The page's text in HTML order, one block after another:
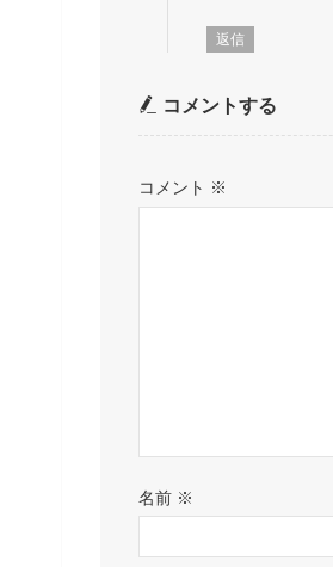
返信
コメントする
コメント ※
名前 ※